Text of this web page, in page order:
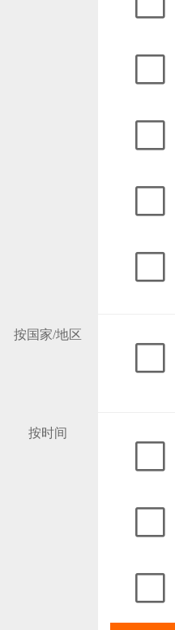
按国家/地区
按时间